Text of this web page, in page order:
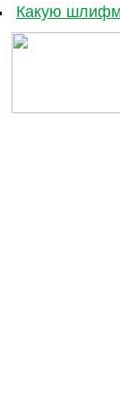
Какую